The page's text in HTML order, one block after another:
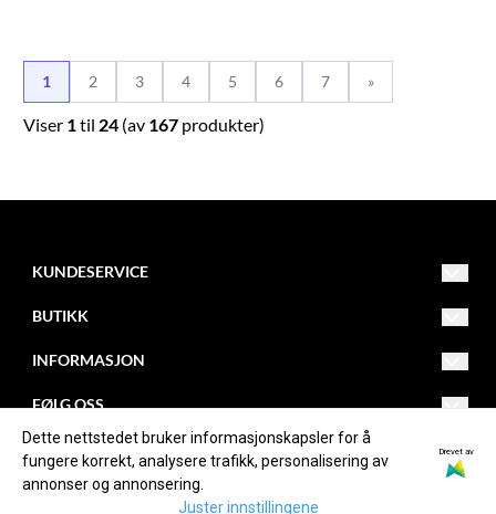
1 2 3 4 5 6 7 »
Viser 1til 24 (av 167 produkter)
KUNDESERVICE
3420 Lierskogen
Org. nr. NO982084474MVA
firmapost@kollevold.no
BUTIKK
Salgsvilkår
Kontakt oss
Opprett konto
Logg inn
INFORMASJON
Om oss
Blogg
Om informasjonskapsler
FØLG OSS
Facebook
Instagram
Dette nettstedet bruker informasjonskapsler for å
fungere korrekt, analysere trafikk, personalisering av
annonser og annonsering.
Drevet av
Juster innstillingene